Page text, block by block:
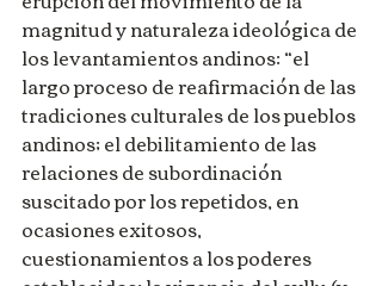
magnitud y naturaleza ideológica de
los levantamientos andinos: “el
largo proceso de reafirmación de las
tradiciones culturales de los pueblos
andinos; el debilitamiento de las
relaciones de subordinación
suscitado por los repetidos, en
ocasiones exitosos,
cuestionamientos a los poderes